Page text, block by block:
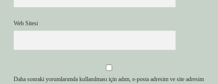
Web Sitesi
Daha sonraki yorumlarımda kullanılması için adım, e-posta adresim ve site adresim